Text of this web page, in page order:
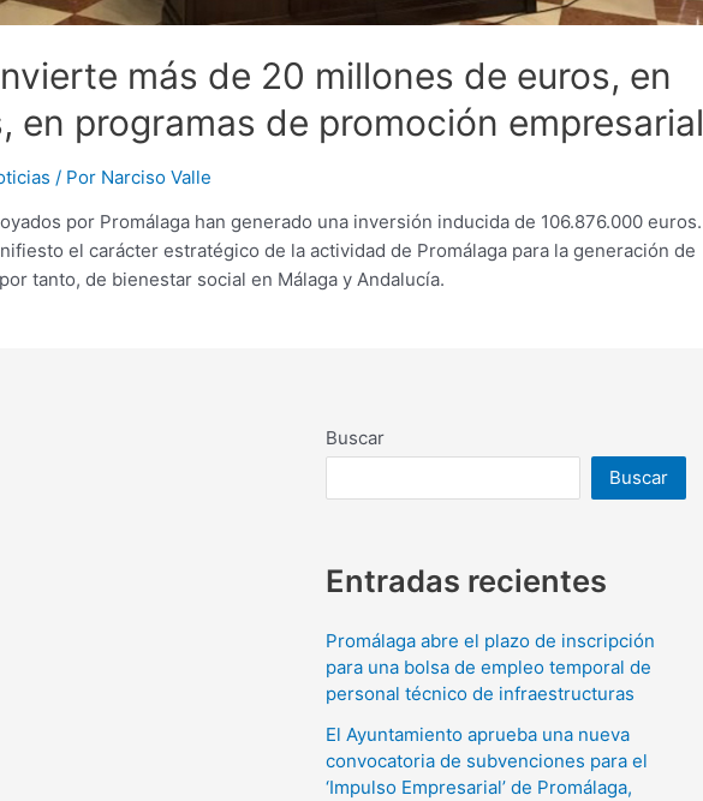
más de 20 millones de euros, en
en programas de promoción empresarial
/ Por Narciso Valle
por Promálaga han generado una inversión inducida de 106.876.000 euros.
el carácter estratégico de la actividad de Promálaga para la generación de
tanto, de bienestar social en Málaga y Andalucía.
Buscar
Buscar
Entradas recientes
Promálaga abre el plazo de inscripción
para una bolsa de empleo temporal de
personal técnico de infraestructuras
El Ayuntamiento aprueba una nueva
convocatoria de subvenciones para el
‘Impulso Empresarial’ de Promálaga,